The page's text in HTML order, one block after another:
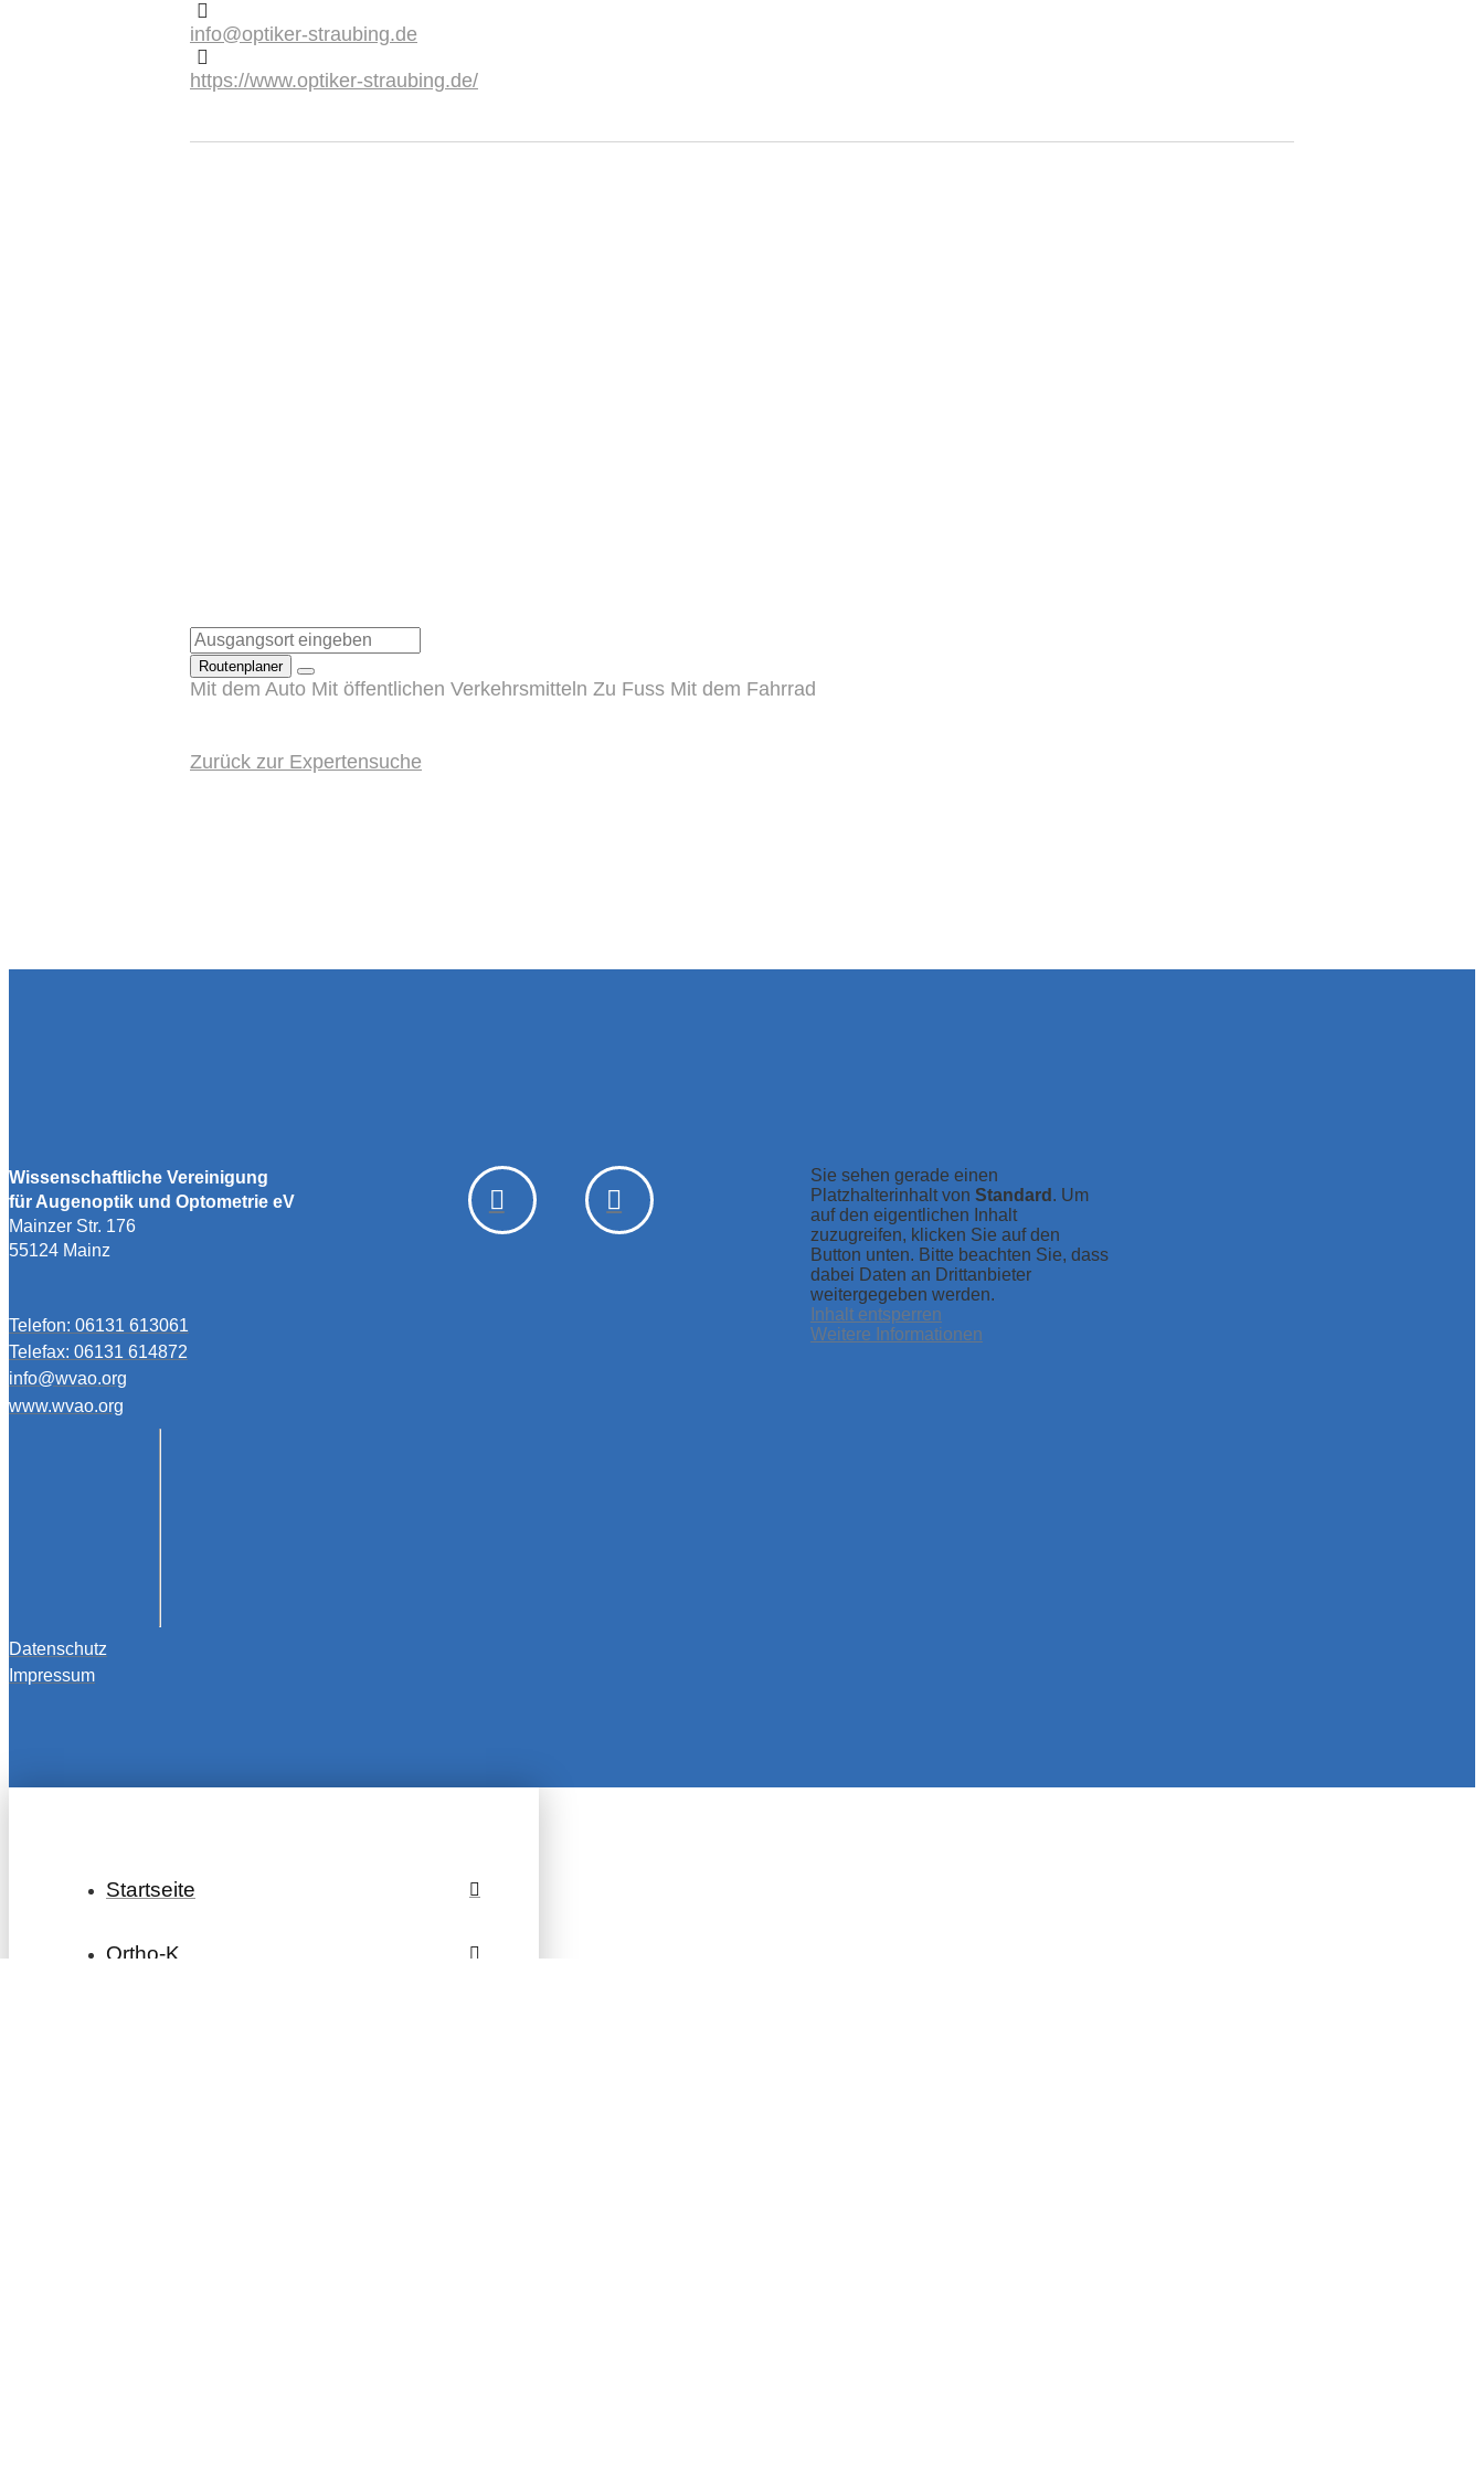
info@optiker-straubing.de
https://www.optiker-straubing.de/
Routenplaner
Mit dem Auto Mit öffentlichen Verkehrsmitteln Zu Fuss Mit dem Fahrrad
Zurück zur Expertensuche
Wissenschaftliche Vereinigung
für Augenoptik und Optometrie eV
Mainzer Str. 176
55124 Mainz
Telefon: 06131 613061
Telefax: 06131 614872
info@wvao.org
www.wvao.org
Datenschutz
Impressum
Sie sehen gerade einen
Platzhalterinhalt von Standard . Um
auf den eigentlichen Inhalt
zuzugreifen, klicken Sie auf den
Button unten. Bitte beachten Sie, dass
dabei Daten an Drittanbieter
weitergegeben werden.
Inhalt entsperren
Weitere Informationen
Startseite
Ortho-K